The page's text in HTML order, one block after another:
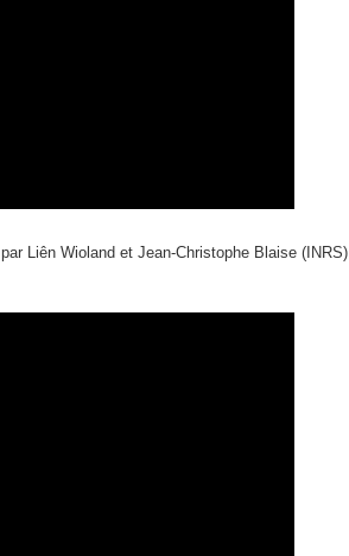
par Liên Wioland et Jean-Christophe Blaise (INRS)